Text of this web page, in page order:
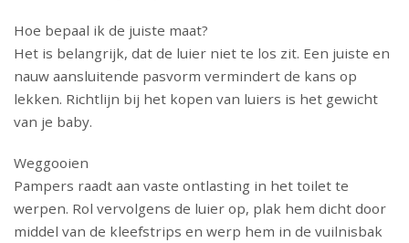
Hoe bepaal ik de juiste maat?
Het is belangrijk, dat de luier niet te los zit. Een juiste en
nauw aansluitende pasvorm vermindert de kans op
lekken. Richtlijn bij het kopen van luiers is het gewicht
van je baby.
Weggooien
Pampers raadt aan vaste ontlasting in het toilet te
werpen. Rol vervolgens de luier op, plak hem dicht door
middel van de kleefstrips en werp hem in de vuilnisbak